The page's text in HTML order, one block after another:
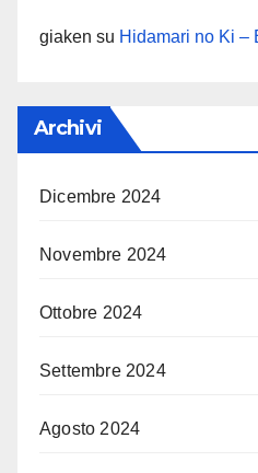
giaken su Hidamari no Ki –
Archivi
Dicembre 2024
Novembre 2024
Ottobre 2024
Settembre 2024
Agosto 2024